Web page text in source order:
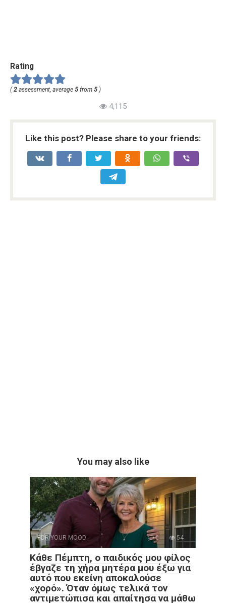
Rating
( 2 assessment, average 5 from 5 )
4,115
Like this post? Please share to your friends:
You may also like
FOR YOUR MOOD 0 54
Κάθε Πέμπτη, ο παιδικός μου φίλος
έβγαζε τη χήρα μητέρα μου έξω για
αυτό που εκείνη αποκαλούσε
«χορό». Όταν όμως τελικά τον
αντιμετώπισα και απαίτησα να μάθω